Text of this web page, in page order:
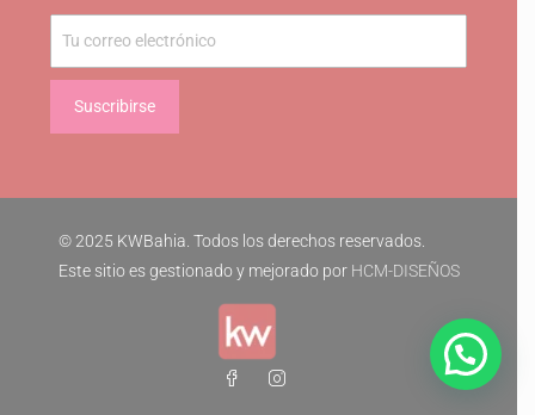
© 2025 KWBahia. Todos los derechos reservados.
Este sitio es gestionado y mejorado por HCM-DISEÑOS